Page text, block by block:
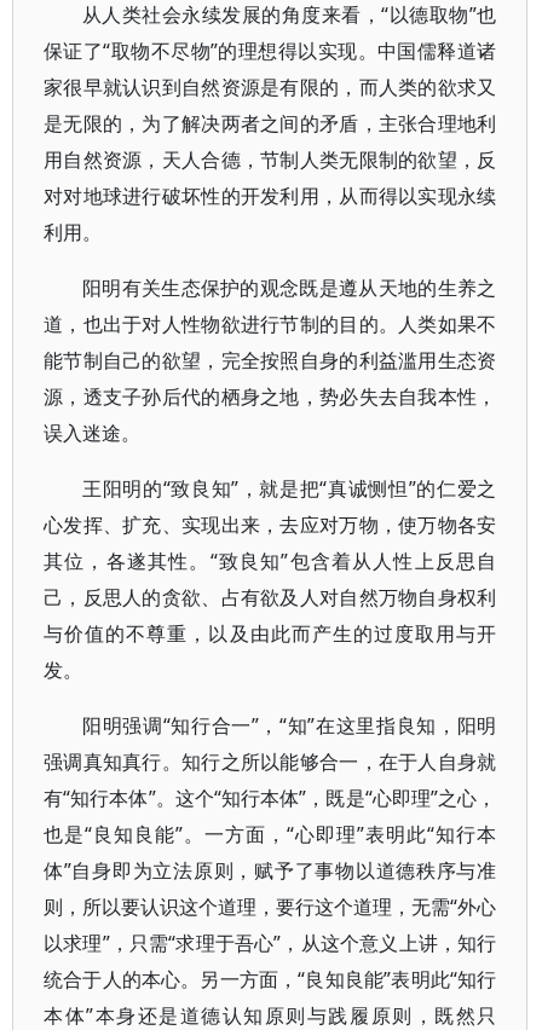
从人类社会永续发展的角度来看，“以德取物”也
保证了“取物不尽物”的理想得以实现。中国儒释道诸
家很早就认识到自然资源是有限的，而人类的欲求又
是无限的，为了解决两者之间的矛盾，主张合理地利
用自然资源，天人合德，节制人类无限制的欲望，反
对对地球进行破坏性的开发利用，从而得以实现永续
利用。
阳明有关生态保护的观念既是遵从天地的生养之
道，也出于对人性物欲进行节制的目的。人类如果不
能节制自己的欲望，完全按照自身的利益滥用生态资
源，透支子孙后代的栖身之地，势必失去自我本性，
误入迷途。
王阳明的“致良知”，就是把“真诚恻怛”的仁爱之
心发挥、扩充、实现出来，去应对万物，使万物各安
其位，各遂其性。“致良知”包含着从人性上反思自
己，反思人的贪欲、占有欲及人对自然万物自身权利
与价值的不尊重，以及由此而产生的过度取用与开
发。
阳明强调“知行合一”，“知”在这里指良知，阳明
强调真知真行。知行之所以能够合一，在于人自身就
有“知行本体”。这个“知行本体”，既是“心即理”之心，
也是“良知良能”。一方面，“心即理”表明此“知行本
体”自身即为立法原则，赋予了事物以道德秩序与准
则，所以要认识这个道理，要行这个道理，无需“外心
以求理”，只需“求理于吾心”，从这个意义上讲，知行
统合于人的本心。另一方面，“良知良能”表明此“知行
本体”本身还是道德认知原则与践履原则，既然只